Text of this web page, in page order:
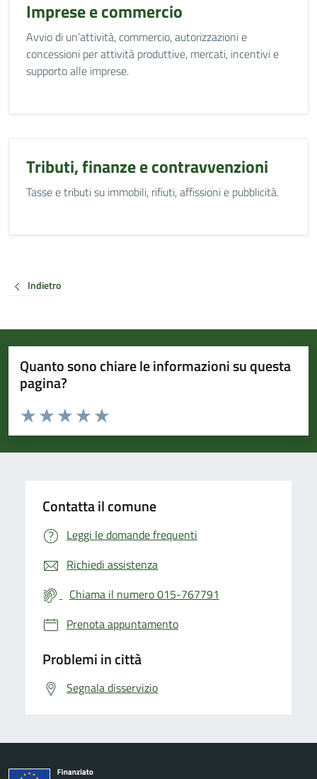
Imprese e commercio
Avvio di un’attività, commercio, autorizzazioni e
concessioni per attività produttive, mercati, incentivi e
supporto alle imprese.
Tributi, finanze e contravvenzioni
Tasse e tributi su immobili, rifiuti, affissioni e pubblicità.
Indietro
Quanto sono chiare le informazioni su questa
pagina?
Valuta da 1 a 5 stelle la pagina
Valuta 5 stelle su 5
Valuta 4 stelle su 5
Valuta 3 stelle su 5
Valuta 2 stelle su 5
Valuta 1 stelle su 5
Contatta il comune
Leggi le domande frequenti
Richiedi assistenza
Chiama il numero 015-767791
Prenota appuntamento
Problemi in città
Segnala disservizio